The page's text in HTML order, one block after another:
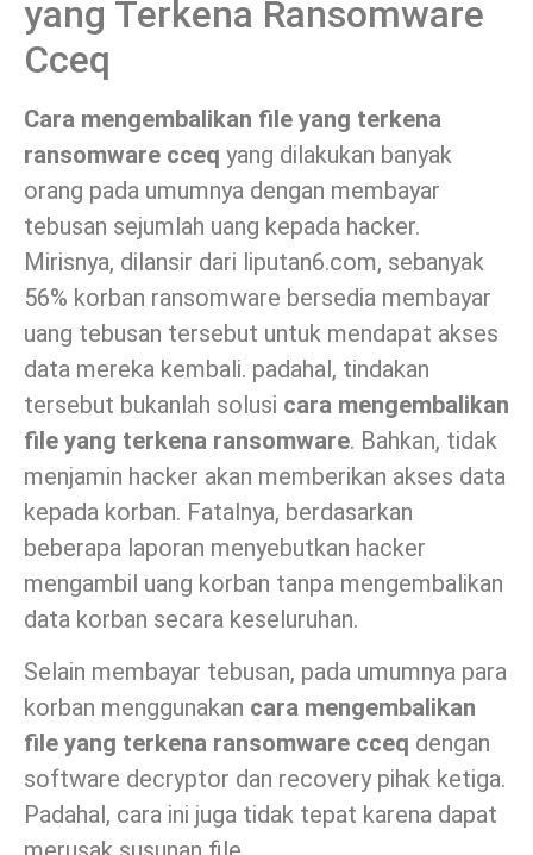
yang Terkena Ransomware
Cceq
Cara mengembalikan file yang terkena
ransomware cceq yang dilakukan banyak
orang pada umumnya dengan membayar
tebusan sejumlah uang kepada hacker.
Mirisnya, dilansir dari liputan6.com, sebanyak
56% korban ransomware bersedia membayar
uang tebusan tersebut untuk mendapat akses
data mereka kembali. padahal, tindakan
tersebut bukanlah solusi cara mengembalikan
file yang terkena ransomware. Bahkan, tidak
menjamin hacker akan memberikan akses data
kepada korban. Fatalnya, berdasarkan
beberapa laporan menyebutkan hacker
mengambil uang korban tanpa mengembalikan
data korban secara keseluruhan.
Selain membayar tebusan, pada umumnya para
korban menggunakan cara mengembalikan
file yang terkena ransomware cceq dengan
software decryptor dan recovery pihak ketiga.
Padahal, cara ini juga tidak tepat karena dapat